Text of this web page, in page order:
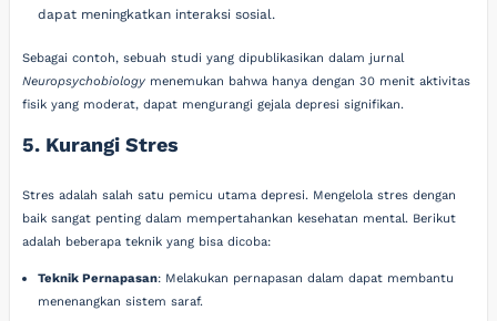
dapat meningkatkan interaksi sosial.
Sebagai contoh, sebuah studi yang dipublikasikan dalam jurnal
Neuropsychobiology menemukan bahwa hanya dengan 30 menit aktivitas
fisik yang moderat, dapat mengurangi gejala depresi signifikan.
5. Kurangi Stres
Stres adalah salah satu pemicu utama depresi. Mengelola stres dengan
baik sangat penting dalam mempertahankan kesehatan mental. Berikut
adalah beberapa teknik yang bisa dicoba:
Teknik Pernapasan: Melakukan pernapasan dalam dapat membantu
menenangkan sistem saraf.